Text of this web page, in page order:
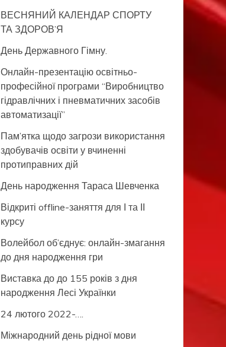
ВЕСНЯНИЙ КАЛЕНДАР СПОРТУ
ТА ЗДОРОВ’Я
День Державного Гімну.
Онлайн-презентацію освітньо-
професійної програми “Виробництво
гідравлічних і пневматичних засобів
автоматизації”
Пам’ятка щодо загрози використання
здобувачів освіти у вчиненні
протиправних дій
День народження Тараса Шевченка
Відкриті offline-заняття для І та ІІ
курсу
Волейбол об’єднує: онлайн-змагання
до дня народження гри
Виставка до до 155 років з дня
народження Лесі Українки
24 лютого 2022-….
Міжнародний день рідної мови